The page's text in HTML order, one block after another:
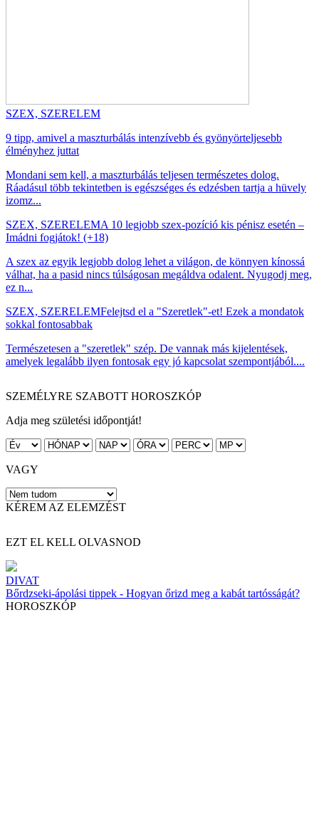
SZEX, SZERELEM
9 tipp, amivel a maszturbálás intenzívebb és gyönyörteljesebb
élményhez juttat
Mondani sem kell, a maszturbálás teljesen természetes dolog.
Ráadásul több tekintetben is egészséges és edzésben tartja a hüvely
izomz...
SZEX, SZERELEMA 10 legjobb szex-pozíció kis pénisz esetén –
Imádni fogjátok! (+18)
A szex az egyik legjobb dolog lehet a világon, de könnyen kínossá
válhat, ha a pasid nincs túlságosan megáldva odalent. Nyugodj meg,
ez n...
SZEX, SZERELEMFelejtsd el a "Szeretlek"-et! Ezek a mondatok
sokkal fontosabbak
Természetesen a "szeretlek" szép. De vannak más kijelentések,
amelyek legalább ilyen fontosak egy jó kapcsolat szempontjából....
SZEMÉLYRE SZABOTT HOROSZKÓP
Adja meg születési időpontját!
VAGY
KÉREM AZ ELEMZÉST
EZT EL KELL OLVASNOD
DIVAT
Bőrdzseki-ápolási tippek - Hogyan őrizd meg a kabát tartósságát?
HOROSZKÓP